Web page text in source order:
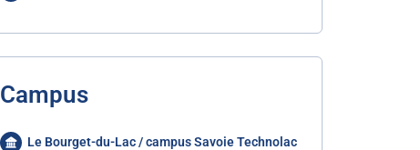
Campus
Le Bourget-du-Lac / campus Savoie Technolac